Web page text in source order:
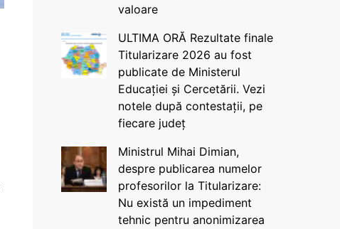
valoare
ULTIMA ORĂ Rezultate finale
Titularizare 2026 au fost
publicate de Ministerul
Educației și Cercetării. Vezi
notele după contestații, pe
fiecare județ
Ministrul Mihai Dimian,
despre publicarea numelor
profesorilor la Titularizare:
Nu există un impediment
tehnic pentru anonimizarea